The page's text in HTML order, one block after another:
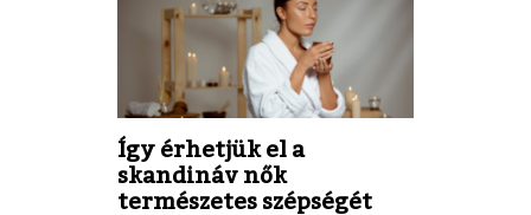
Így érhetjük el a
skandináv nők
természetes szépségét